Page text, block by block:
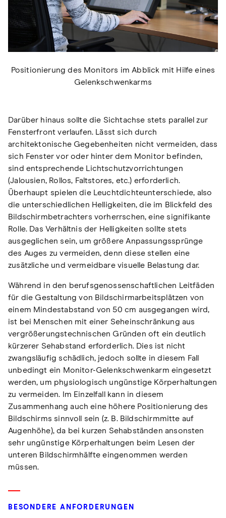
Positionierung des Monitors im Abblick mit Hilfe eines
Gelenkschwenkarms
Darüber hinaus sollte die Sichtachse stets parallel zur
Fensterfront verlaufen. Lässt sich durch
architektonische Gegebenheiten nicht vermeiden, dass
sich Fenster vor oder hinter dem Monitor befinden,
sind entsprechende Lichtschutzvorrichtungen
(Jalousien, Rollos, Faltstores, etc.) erforderlich.
Überhaupt spielen die Leuchtdichteunterschiede, also
die unterschiedlichen Helligkeiten, die im Blickfeld des
Bildschirmbetrachters vorherrschen, eine signifikante
Rolle. Das Verhältnis der Helligkeiten sollte stets
ausgeglichen sein, um größere Anpassungssprünge
des Auges zu vermeiden, denn diese stellen eine
zusätzliche und vermeidbare visuelle Belastung dar.
Während in den berufsgenossenschaftlichen Leitfäden
für die Gestaltung von Bildschirmarbeitsplätzen von
einem Mindestabstand von 50 cm ausgegangen wird,
ist bei Menschen mit einer Seheinschränkung aus
vergrößerungstechnischen Gründen oft ein deutlich
kürzerer Sehabstand erforderlich. Dies ist nicht
zwangsläufig schädlich, jedoch sollte in diesem Fall
unbedingt ein Monitor-Gelenkschwenkarm eingesetzt
werden, um physiologisch ungünstige Körperhaltungen
zu vermeiden. Im Einzelfall kann in diesem
Zusammenhang auch eine höhere Positionierung des
Bildschirms sinnvoll sein (z. B. Bildschirmmitte auf
Augenhöhe), da bei kurzen Sehabständen ansonsten
sehr ungünstige Körperhaltungen beim Lesen der
unteren Bildschirmhälfte eingenommen werden
müssen.
BESONDERE ANFORDERUNGEN